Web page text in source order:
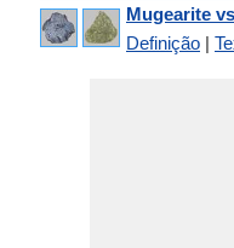
Mugearite
Definição |